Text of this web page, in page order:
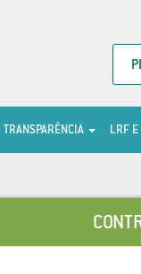
TRANSPARÊNCIA LRF E